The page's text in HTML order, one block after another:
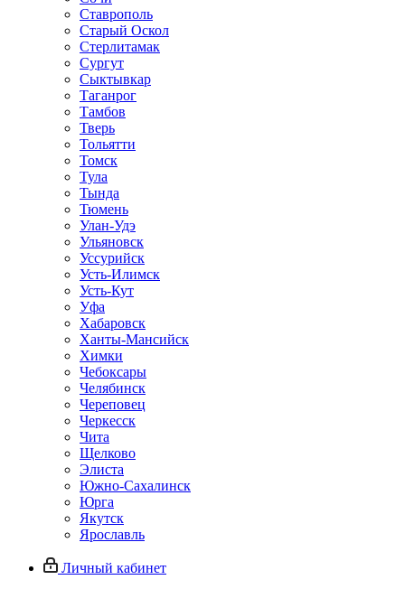
Ставрополь
Старый Оскол
Стерлитамак
Сургут
Сыктывкар
Таганрог
Тамбов
Тверь
Тольятти
Томск
Тула
Тында
Тюмень
Улан-Удэ
Ульяновск
Уссурийск
Усть-Илимск
Усть-Кут
Уфа
Хабаровск
Ханты-Мансийск
Химки
Чебоксары
Челябинск
Череповец
Черкесск
Чита
Щелково
Элиста
Южно-Сахалинск
Юрга
Якутск
Ярославль
Личный кабинет